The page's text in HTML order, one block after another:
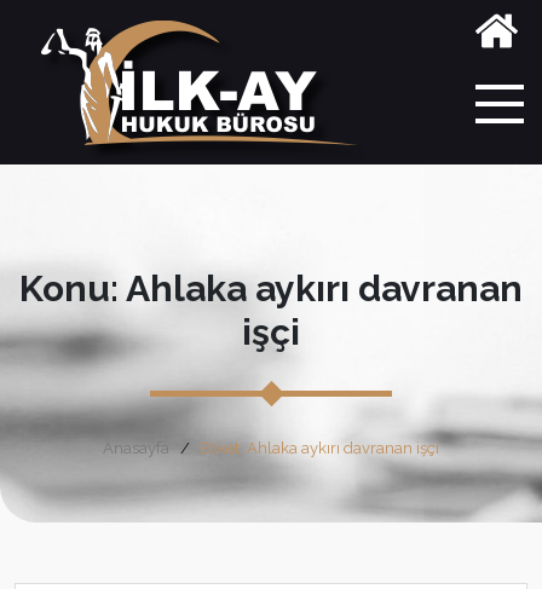
Konu: Ahlaka aykırı davranan
işçi
Anasayfa Etiket: Ahlaka aykırı davranan işçi